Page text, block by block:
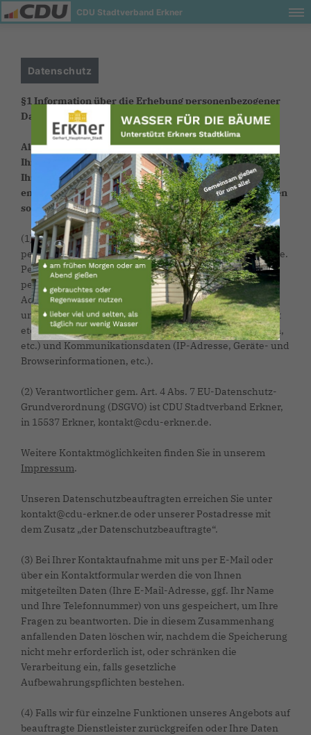
CDU Stadtverband Erkner
Datenschutz
§1 Information über die Erhebung personenbezogener
Daten
Als Betreiber dieser Seiten nehmen wir den Schutz
Ihrer persönlichen Daten sehr ernst. Wir behandeln
Ihre personenbezogenen Daten vertraulich und
entsprechend der gesetzlichen Datenschutzvorschriften
sowie dieser Datenschutzerklärung.
(1) Im Folgenden informieren wir über die Erhebung
personenbezogener Daten bei Nutzung unserer Webseite.
Personenbezogene Daten sind alle Daten, die auf Sie
persönlich beziehbar sind, z. B. Bestandsdaten (Name,
Adresse, etc.), Kontaktdaten (E-Mail-Adressen, Telefon-
und Faxnummer etc. ), Inhaltsdaten (Bilder, Videos, Text
etc.), Nutzungsdaten (Besuchte Webseite, Zugriffszeiten,
etc.) und Kommunikationsdaten (IP-Adresse, Geräte- und
Browserinformationen, etc.).
(2) Verantwortlicher gem. Art. 4 Abs. 7 EU-Datenschutz-
Grundverordnung (DSGVO) ist CDU Stadtverband Erkner,
in 15537 Erkner, kontakt@cdu-erkner.de.
Weitere Kontaktmöglichkeiten finden Sie in unserem
Impressum.
Unseren Datenschutzbeauftragten erreichen Sie unter
kontakt@cdu-erkner.de oder unserer Postadresse mit
dem Zusatz „der Datenschutzbeauftragte“.
(3) Bei Ihrer Kontaktaufnahme mit uns per E-Mail oder
über ein Kontaktformular werden die von Ihnen
mitgeteilten Daten (Ihre E-Mail-Adresse, ggf. Ihr Name
und Ihre Telefonnummer) von uns gespeichert, um Ihre
Fragen zu beantworten. Die in diesem Zusammenhang
anfallenden Daten löschen wir, nachdem die Speicherung
nicht mehr erforderlich ist, oder schränken die
Verarbeitung ein, falls gesetzliche
Aufbewahrungspflichten bestehen.
(4) Falls wir für einzelne Funktionen unseres Angebots auf
beauftragte Dienstleister zurückgreifen oder Ihre Daten